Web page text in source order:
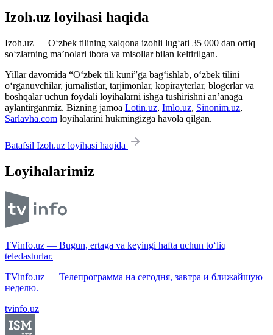
Izoh.uz loyihasi haqida
Izoh.uz — O‘zbek tilining xalqona izohli lug‘ati 35 000 dan ortiq
so‘zlarning ma’nolari ibora va misollar bilan keltirilgan.
Yillar davomida “O‘zbek tili kuni”ga bag‘ishlab, o‘zbek tilini
o‘rganuvchilar, jurnalistlar, tarjimonlar, kopirayterlar, blogerlar va
boshqalar uchun foydali loyihalarni ishga tushirishni an’anaga
aylantirganmiz. Bizning jamoa Lotin.uz, Imlo.uz, Sinonim.uz,
Sarlavha.com loyihalarini hukmingizga havola qilgan.
Batafsil Izoh.uz loyihasi haqida
Loyihalarimiz
TVinfo.uz — Bugun, ertaga va keyingi hafta uchun to‘liq
teledasturlar.
TVinfo.uz — Телепрограмма на сегодня, завтра и ближайшую
неделю.
tvinfo.uz